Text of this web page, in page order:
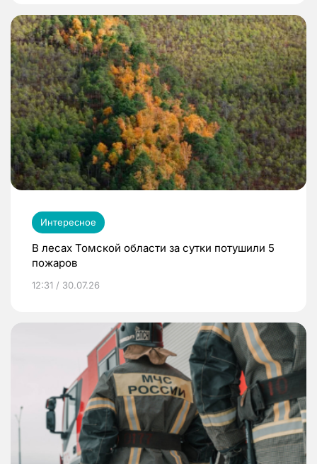
Интересное
В лесах Томской области за сутки потушили 5
пожаров
12:31 / 30.07.26